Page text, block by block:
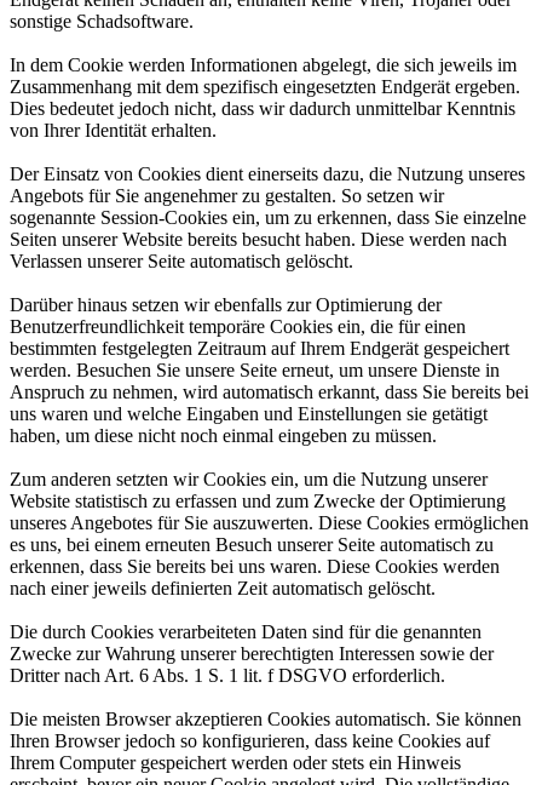
sonstige Schadsoftware.
In dem Cookie werden Informationen abgelegt, die sich jeweils im
Zusammenhang mit dem spezifisch eingesetzten Endgerät ergeben.
Dies bedeutet jedoch nicht, dass wir dadurch unmittelbar Kenntnis
von Ihrer Identität erhalten.
Der Einsatz von Cookies dient einerseits dazu, die Nutzung unseres
Angebots für Sie angenehmer zu gestalten. So setzen wir
sogenannte Session-Cookies ein, um zu erkennen, dass Sie einzelne
Seiten unserer Website bereits besucht haben. Diese werden nach
Verlassen unserer Seite automatisch gelöscht.
Darüber hinaus setzen wir ebenfalls zur Optimierung der
Benutzerfreundlichkeit temporäre Cookies ein, die für einen
bestimmten festgelegten Zeitraum auf Ihrem Endgerät gespeichert
werden. Besuchen Sie unsere Seite erneut, um unsere Dienste in
Anspruch zu nehmen, wird automatisch erkannt, dass Sie bereits bei
uns waren und welche Eingaben und Einstellungen sie getätigt
haben, um diese nicht noch einmal eingeben zu müssen.
Zum anderen setzten wir Cookies ein, um die Nutzung unserer
Website statistisch zu erfassen und zum Zwecke der Optimierung
unseres Angebotes für Sie auszuwerten. Diese Cookies ermöglichen
es uns, bei einem erneuten Besuch unserer Seite automatisch zu
erkennen, dass Sie bereits bei uns waren. Diese Cookies werden
nach einer jeweils definierten Zeit automatisch gelöscht.
Die durch Cookies verarbeiteten Daten sind für die genannten
Zwecke zur Wahrung unserer berechtigten Interessen sowie der
Dritter nach Art. 6 Abs. 1 S. 1 lit. f DSGVO erforderlich.
Die meisten Browser akzeptieren Cookies automatisch. Sie können
Ihren Browser jedoch so konfigurieren, dass keine Cookies auf
Ihrem Computer gespeichert werden oder stets ein Hinweis